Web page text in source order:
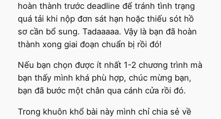
hoàn thành trước deadline để tránh tình trạng
quá tải khi nộp đơn sát hạn hoặc thiếu sót hồ
sơ cần bổ sung. Tadaaaaa. Vậy là bạn đã hoàn
thành xong giai đoạn chuẩn bị rồi đó!
Nếu bạn chọn được ít nhất 1-2 chương trình mà
bạn thấy mình khá phù hợp, chúc mừng bạn,
bạn đã bước một chân qua cánh cửa rồi đó.
Trong khuôn khổ bài này mình chỉ chia sẻ về